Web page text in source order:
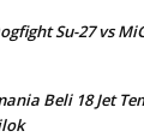
Su-27 vs
Beli 18 Jet